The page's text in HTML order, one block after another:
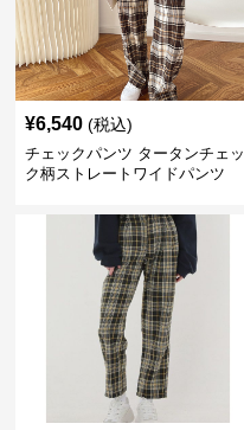
¥6,540 (税込)
チェックパンツ タータンチェッ
ク柄ストレートワイドパンツ